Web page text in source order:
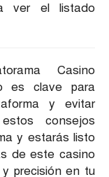
ver el listado
Casino
es clave para
y evitar
consejos
y estarás listo
de este casino
precisión en tu